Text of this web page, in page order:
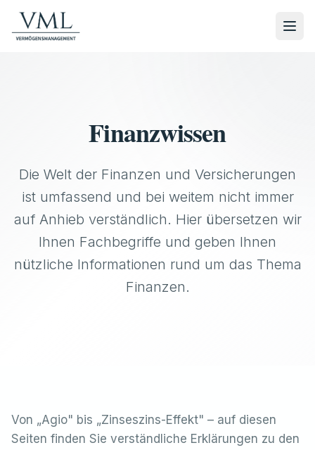
Finanzwissen
Die Welt der Finanzen und Versicherungen
ist umfassend und bei weitem nicht immer
auf Anhieb verständlich. Hier übersetzen wir
Ihnen Fachbegriffe und geben Ihnen
nützliche Informationen rund um das Thema
Finanzen.
Von „Agio" bis „Zinseszins-Effekt" – auf diesen
Seiten finden Sie verständliche Erklärungen zu den